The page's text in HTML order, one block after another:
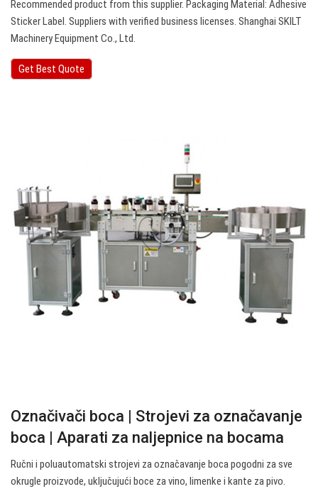
Recommended product from this supplier. Packaging Material: Adhesive
Sticker Label. Suppliers with verified business licenses. Shanghai SKILT
Machinery Equipment Co., Ltd.
Get Best Quote
Označivači boca | Strojevi za označavanje
boca | Aparati za naljepnice na bocama
Ručni i poluautomatski strojevi za označavanje boca pogodni za sve
okrugle proizvode, uključujući boce za vino, limenke i kante za pivo.